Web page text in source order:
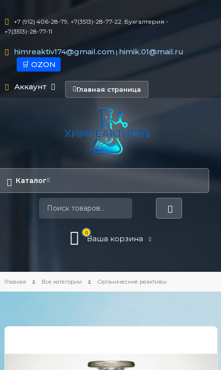
+7 (912) 406-28-79, +7(3513)-28-77-22. Бухгалтерия -
+7(3513)-28-77-11
himreaktiv174@gmail.com| himik.01@mail.ru
🛒 OZON
Аккаунт Главная страница
Каталог
0
Ваша корзина
Главная Все категории Органические реактивы